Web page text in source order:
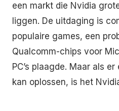
een markt die Nvidia
liggen. De uitdaging is
populaire games, een
Qualcomm-chips voor
PC’s plaagde. Maar als
kan oplossen, is het